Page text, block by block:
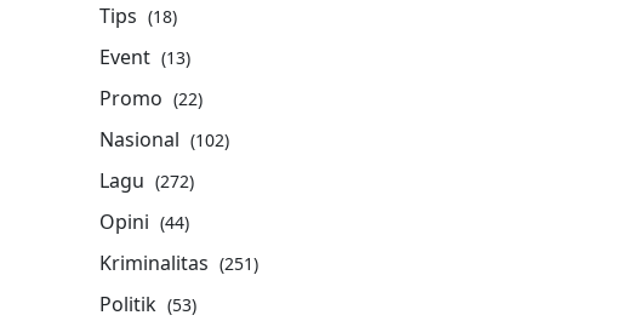
Tips (18)
Event (13)
Promo (22)
Nasional (102)
Lagu (272)
Opini (44)
Kriminalitas (251)
Politik (53)